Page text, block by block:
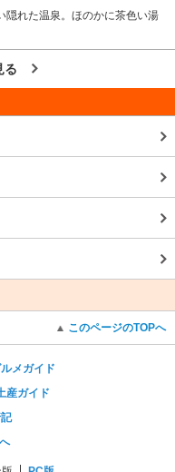
隠れた温泉。ほのかに茶色い湯
る
このページのTOPへ
メガイド
産ガイド